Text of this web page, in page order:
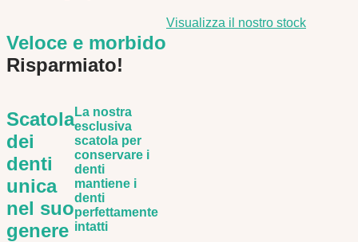
Veloce e morbido
Risparmiato!
Visualizza il nostro stock
Scatola
dei
denti
unica
nel suo
genere
La nostra
esclusiva
scatola per
conservare i
denti
mantiene i
denti
perfettamente
intatti